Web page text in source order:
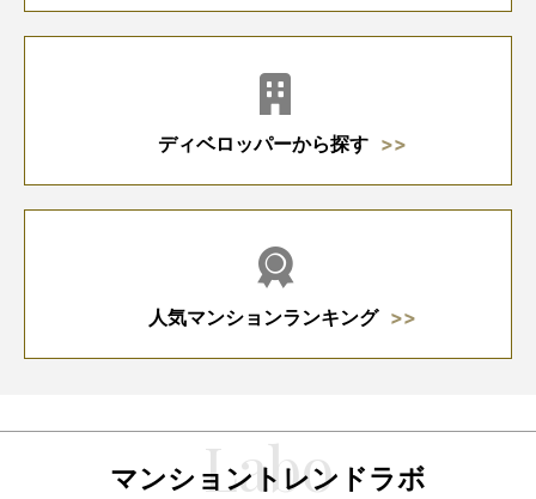
ディベロッパーから探す
人気マンションランキング
マンショントレンドラボ